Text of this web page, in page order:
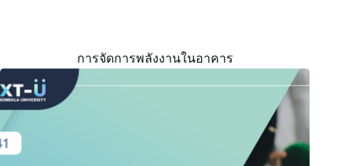
การจัดการพลังงานในอาคาร